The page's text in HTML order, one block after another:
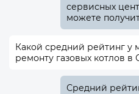
сервисных
можете
Какой средний рейтинг у
ремонту газовых котлов в
Средний